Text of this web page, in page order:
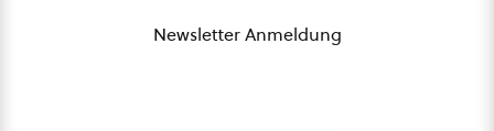
Newsletter Anmeldung